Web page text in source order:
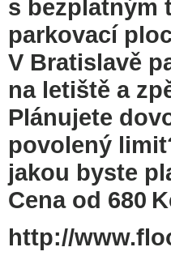
s bezplatným
parkovací
V Bratislavě
na letiště a
Plánujete
povolený
jakou byste
Cena od 680
http://